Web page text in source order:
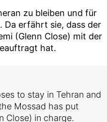
zu bleiben und für
Da erfährt sie, dass der
(Glenn Close) mit der
hat.
to stay in Tehran and
Mossad has put
Close) in charge.